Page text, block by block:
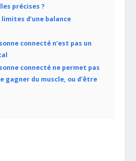
précises ?
d’une balance
connecté n’est pas un
connecté ne permet pas
gagner du muscle, ou d’être